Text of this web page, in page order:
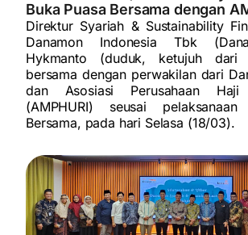
Buka Puasa Bersama dengan
Direktur Syariah & Sustainability
Danamon Indonesia Tbk
Hykmanto (duduk, ketujuh
bersama dengan perwakilan dari
dan Asosiasi Perusahaan
(AMPHURI) seusai
Bersama, pada hari Selasa (18/03).